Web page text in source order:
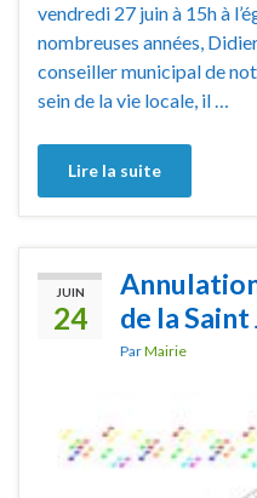
vendredi 27 juin à 15h à
nombreuses années,
conseiller municipal de
sein de la vie locale, il …
Lire la suite
JUIN
24
de la Saint
ParMairie